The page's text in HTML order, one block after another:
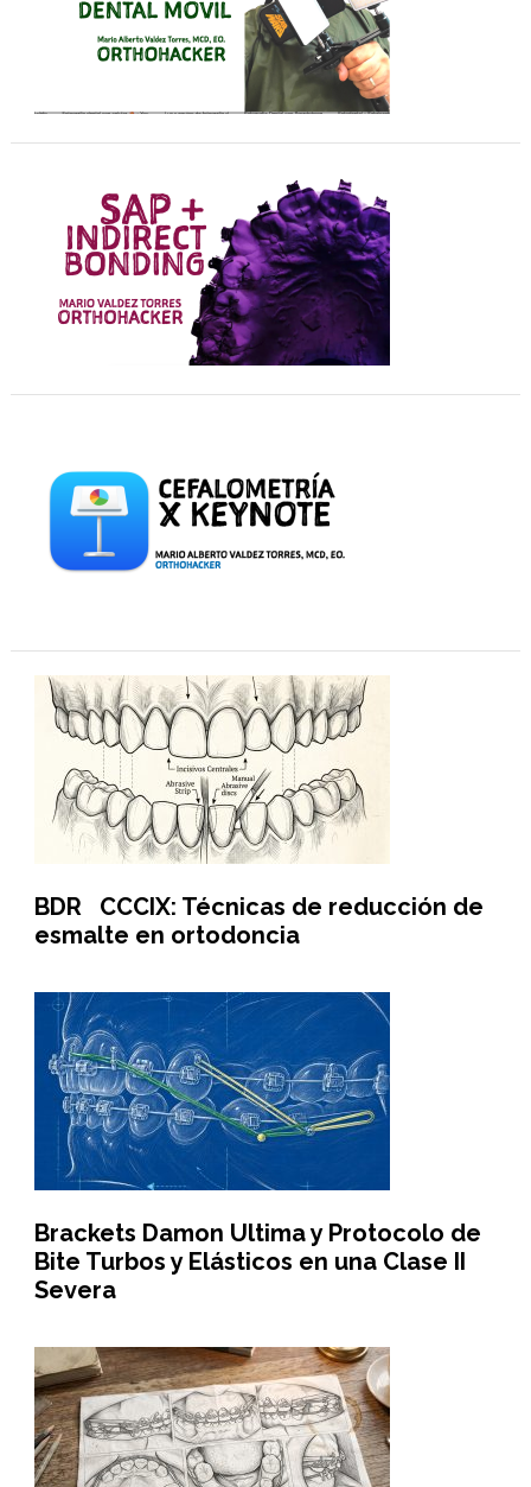
BDR CCCIX: Técnicas de reducción de
esmalte en ortodoncia
Brackets Damon Ultima y Protocolo de
Bite Turbos y Elásticos en una Clase II
Severa